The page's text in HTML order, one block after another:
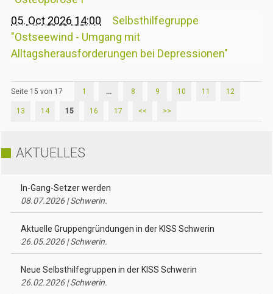
05. Oct 2026 14:00
Selbsthilfegruppe
"Ostseewind - Umgang mit
Alltagsherausforderungen bei Depressionen"
Seite 15 von 17 1 ... 8 9 10 11 12
13 14 15 16 17 << >>
AKTUELLES
In-Gang-Setzer werden
08.07.2026 | Schwerin.
Aktuelle Gruppengründungen in der KISS Schwerin
26.05.2026 | Schwerin.
Neue Selbsthilfegruppen in der KISS Schwerin
26.02.2026 | Schwerin.